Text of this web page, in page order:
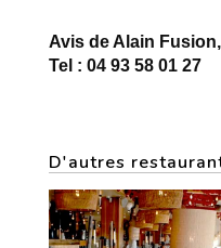
Avis de Alain
Tel : 04 93 58 01 27
D'autres